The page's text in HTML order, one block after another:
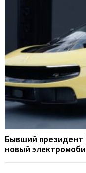
Бывший президент
новый